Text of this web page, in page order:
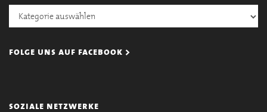
Kategorien
folge uns auf facebook >
soziale netzwerke